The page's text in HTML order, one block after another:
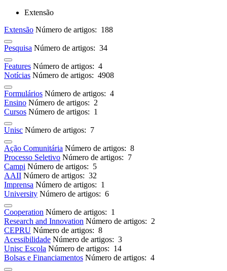
Extensão
Extensão Número de artigos: 188
Pesquisa Número de artigos: 34
Features Número de artigos: 4
Notícias Número de artigos: 4908
Formulários Número de artigos: 4
Ensino Número de artigos: 2
Cursos Número de artigos: 1
Unisc Número de artigos: 7
Ação Comunitária Número de artigos: 8
Processo Seletivo Número de artigos: 7
Campi Número de artigos: 5
AAII Número de artigos: 32
Imprensa Número de artigos: 1
University Número de artigos: 6
Cooperation Número de artigos: 1
Research and Innovation Número de artigos: 2
CEPRU Número de artigos: 8
Acessibilidade Número de artigos: 3
Unisc Escola Número de artigos: 14
Bolsas e Financiamentos Número de artigos: 4